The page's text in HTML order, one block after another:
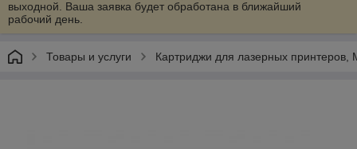
выходной. Ваша заявка будет обработана в ближайший
рабочий день.
Товары и услуги Картриджи для лазерных